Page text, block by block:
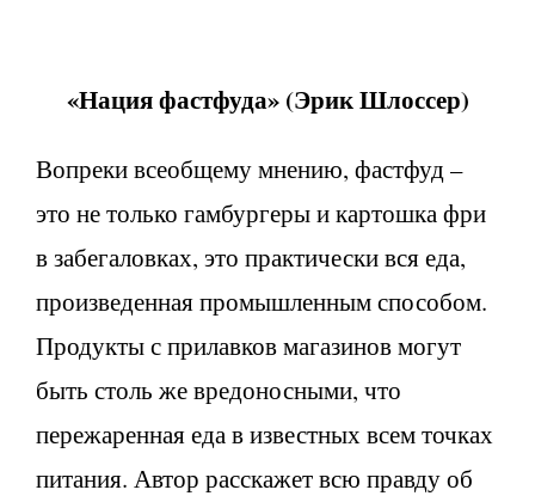
«Нация фастфуда» (Эрик Шлоссер)
Вопреки всеобщему мнению, фастфуд –
это не только гамбургеры и картошка фри
в забегаловках, это практически вся еда,
произведенная промышленным способом.
Продукты с прилавков магазинов могут
быть столь же вредоносными, что
пережаренная еда в известных всем точках
питания. Автор расскажет всю правду об